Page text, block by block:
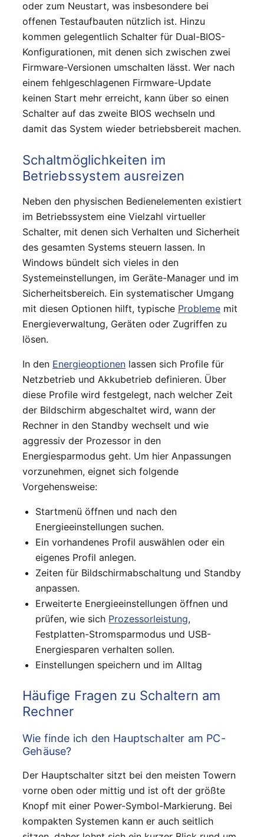
oder zum Neustart, was insbesondere bei
offenen Testaufbauten nützlich ist. Hinzu
kommen gelegentlich Schalter für Dual-BIOS-
Konfigurationen, mit denen sich zwischen zwei
Firmware-Versionen umschalten lässt. Wer nach
einem fehlgeschlagenen Firmware-Update
keinen Start mehr erreicht, kann über so einen
Schalter auf das zweite BIOS wechseln und
damit das System wieder betriebsbereit machen.
Schaltmöglichkeiten im
Betriebssystem ausreizen
Neben den physischen Bedienelementen existiert
im Betriebssystem eine Vielzahl virtueller
Schalter, mit denen sich Verhalten und Sicherheit
des gesamten Systems steuern lassen. In
Windows bündelt sich vieles in den
Systemeinstellungen, im Geräte-Manager und im
Sicherheitsbereich. Ein systematischer Umgang
mit diesen Optionen hilft, typische Probleme mit
Energieverwaltung, Geräten oder Zugriffen zu
lösen.
In den Energieoptionen lassen sich Profile für
Netzbetrieb und Akkubetrieb definieren. Über
diese Profile wird festgelegt, nach welcher Zeit
der Bildschirm abgeschaltet wird, wann der
Rechner in den Standby wechselt und wie
aggressiv der Prozessor in den
Energiesparmodus geht. Um hier Anpassungen
vorzunehmen, eignet sich folgende
Vorgehensweise:
Startmenü öffnen und nach den
Energieeinstellungen suchen.
Ein vorhandenes Profil auswählen oder ein
eigenes Profil anlegen.
Zeiten für Bildschirmabschaltung und Standby
anpassen.
Erweiterte Energieeinstellungen öffnen und
prüfen, wie sich Prozessorleistung,
Festplatten-Stromsparmodus und USB-
Energiesparen verhalten sollen.
Einstellungen speichern und im Alltag
Häufige Fragen zu Schaltern am
Rechner
Wie finde ich den Hauptschalter am PC-
Gehäuse?
Der Hauptschalter sitzt bei den meisten Towern
vorne oben oder mittig und ist oft der größte
Knopf mit einer Power-Symbol-Markierung. Bei
kompakten Systemen kann er auch seitlich